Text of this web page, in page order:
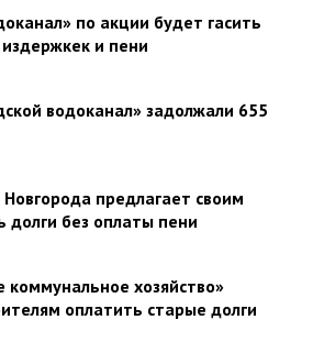
по акции будет гасить
и пени
водоканал» задолжали 655
предлагает своим
долги без оплаты пени
коммунальное хозяйство»
оплатить старые долги